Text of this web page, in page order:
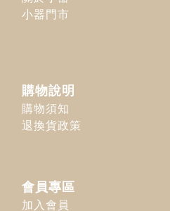
小器門市
購物說明
購物須知
退換貨政策
會員專區
加入會員